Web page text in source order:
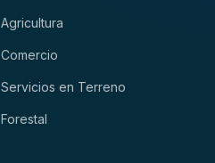
Agricultura
Comercio
Servicios en Terreno
Forestal